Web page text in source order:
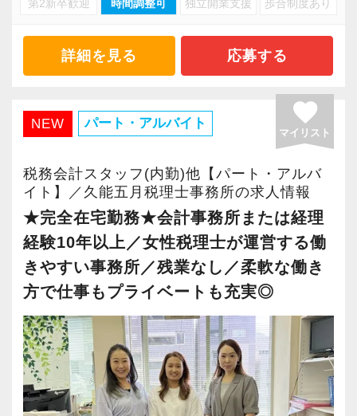
・顧客対応や提案業務に挑戦したい方
・資産税など専門性を高めたい方
・将来的にマネジメントに関わりたい方
＜まずはカジュアル面談へ＞
・事前に気軽な面談を実施
・仕事内容やキャリアを相談可
・ざっくばらんに質問OK
・納得後に選考へ進めます
・入社時期は柔軟に対応
・半年～1年の調整も可能
まずはカジュアル面談からでも歓迎です
「応募する」からお気軽にご連絡ください。
・資産税や相続など専門性の高い案件あり
・経験値が自然と積み上がる環境
・有給取得率90％以上
・繁忙期も月30～40h程度
・男性の育休取得率100％
・テレワーク導入済み
・全席デュアルモニタ完備
＜幅広い経験・成長環境＞
・9割が紹介の安定基盤
・一般企業～医療・学校法人まで対応
・個人～大企業まで幅広く経験可能
・税務顧問＋資産税に関与
第2新卒歓迎 時間調整可 独立開業支援 歩合制度あり
詳細を見る 応募する
NEW パート・アルバイト favorite
マイリスト
税務会計スタッフ(内勤)他【パート・アルバ
イト】／久能五月税理士事務所の求人情報
★完全在宅勤務★会計事務所または経理
経験10年以上／女性税理士が運営する働
きやすい事務所／残業なし／柔軟な働き
方で仕事もプライベートも充実◎